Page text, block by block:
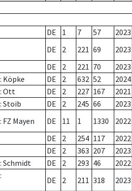
DE 1 7 57 2023
DE 2 221 69 2023
DE 2 221 70 2023
Köpke DE 2 632 52 2024
Ott DE 2 227 167 2021
Stoib DE 2 245 66 2023
Mayen DE 11 1 1330 2022
DE 2 254 117 2022
DE 2 363 207 2023
Schmidt DE 2 293 46 2022
DE 2 211 318 2023